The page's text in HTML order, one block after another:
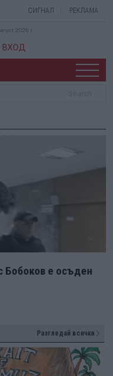
СИГНАЛ РЕКЛАМА
2026 г.
ВХОД
Бобоков е осъден
Разгледай всички